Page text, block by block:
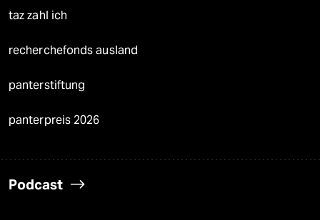
taz zahl ich
recherchefonds ausland
panterstiftung
panterpreis 2026
Podcast